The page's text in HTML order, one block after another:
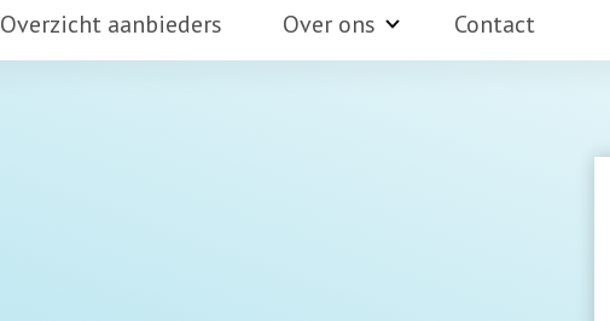
Overzicht aanbieders Over ons Contact